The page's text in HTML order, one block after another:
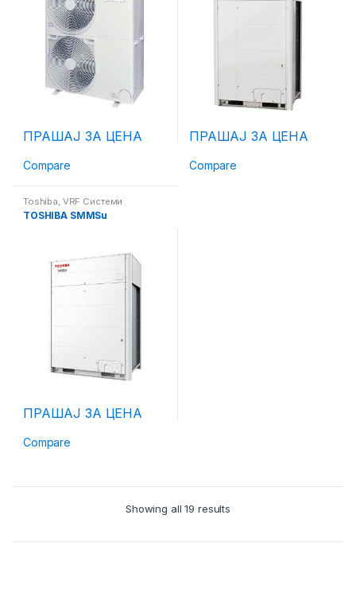
ПРАШАЈ ЗА ЦЕНА
Compare
ПРАШАЈ ЗА ЦЕНА
Compare
Toshiba VRF Системи
TOSHIBA SMMSu
ПРАШАЈ ЗА ЦЕНА
Compare
Showing all 19 results